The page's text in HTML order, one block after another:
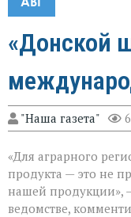
«Донской
"Наша газета"
«Для аграрного
продукта — это не
нашей продукции»,
ведомстве,